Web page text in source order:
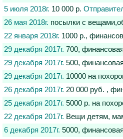
5 июля 2018г. 10 000 р.
26 мая 2018г. посылки с
22 января 2018г. 1000 р.,
29 декабря 2017г. 700,
29 декабря 2017г. 500,
29 декабря 2017г. 10000 на
26 декабря 2017г. 20 000 руб. ,
25 декабря 2017г. 5000 р. на
22 декабря 2017г. Вещи детям,
6 декабря 2017г. 5000,